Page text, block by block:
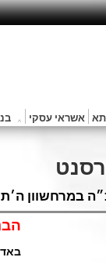
אשראי עסקי
במרחשוון ה׳תשע״ח